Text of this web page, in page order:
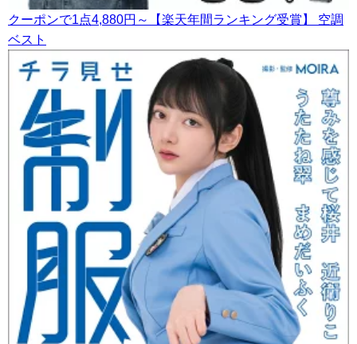
クーポンで1点4,880円～【楽天年間ランキング受賞】 空調
ベスト